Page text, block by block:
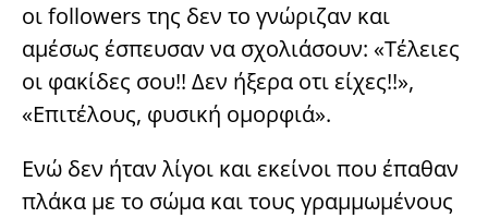
οι followers της δεν το γνώριζαν και
αμέσως έσπευσαν να σχολιάσουν: «Τέλειες
οι φακίδες σου!! Δεν ήξερα οτι είχες!!»,
«Επιτέλους, φυσική ομορφιά».
Ενώ δεν ήταν λίγοι και εκείνοι που έπαθαν
πλάκα με το σώμα και τους γραμμωμένους